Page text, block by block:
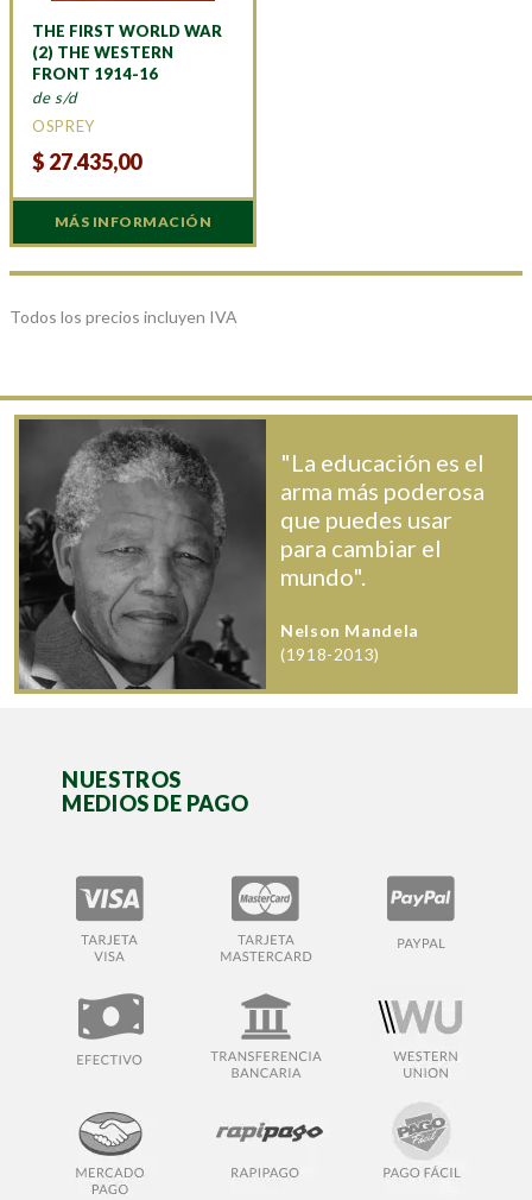
THE FIRST WORLD WAR
(2) THE WESTERN
FRONT 1914-16
de s/d
OSPREY
$ 27.435,00
MÁS INFORMACIÓN
Todos los precios incluyen IVA
"La educación es el
arma más poderosa
que puedes usar
para cambiar el
mundo".
Nelson Mandela
(1918-2013)
NUESTROS
MEDIOS DE PAGO